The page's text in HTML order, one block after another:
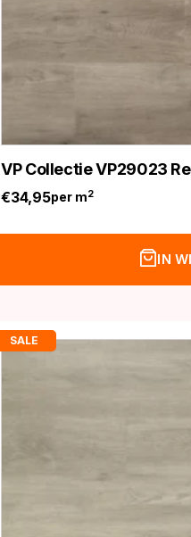
VP Collectie VP29023
€34,95per m2
IN
SALE